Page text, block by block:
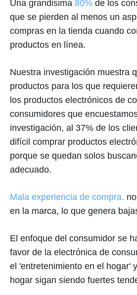
Una grandisima 80% de los
que se pierden al menos un
compras en la tienda cuando
productos en línea.
Nuestra investigación muestra
productos para los que
los productos electrónicos de
consumidores que
investigación, al 37% de los
difícil comprar productos
porque se quedan solos
adecuado.
Mala experiencia de compra.
en la marca, lo que genera
El enfoque del consumidor se
favor de la electrónica de
el 'entretenimiento en el hogar'
hogar sigan siendo fuertes